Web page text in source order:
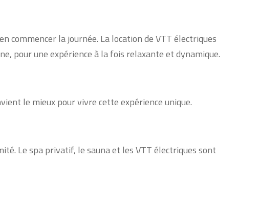
commencer la journée. La location de VTT électriques
pour une expérience à la fois relaxante et dynamique.
le mieux pour vivre cette expérience unique.
Le spa privatif, le sauna et les VTT électriques sont